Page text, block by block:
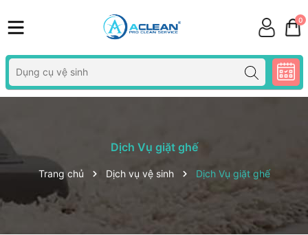
0
Dịch Vụ giặt ghế
Trang chủ Dịch vụ vệ sinh Dịch Vụ giặt ghế